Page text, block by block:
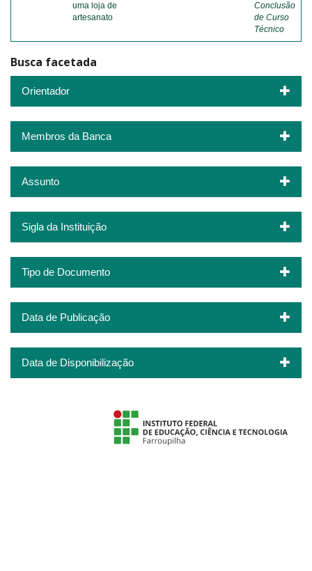
uma loja de
artesanato
Conclusão
de Curso
Técnico
Busca facetada
Orientador
Membros da Banca
Assunto
Sigla da Instituição
Tipo de Documento
Data de Publicação
Data de Disponibilização